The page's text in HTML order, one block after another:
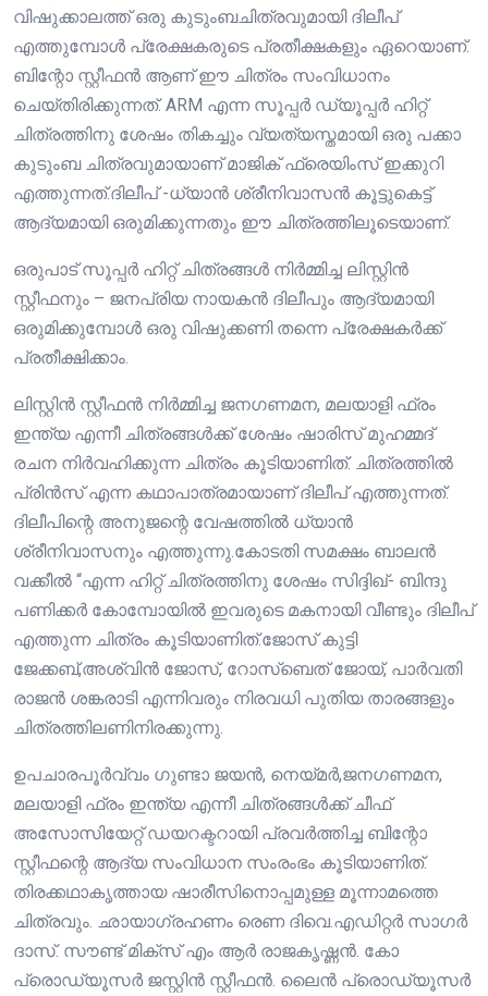
വിഷുക്കാലത്ത് ഒരു കുടുംബചിത്രവുമായി ദിലീപ്
എത്തുമ്പോൾ പ്രേക്ഷകരുടെ പ്രതീക്ഷകളും ഏറെയാണ്.
ബിന്റോ സ്റ്റീഫൻ ആണ് ഈ ചിത്രം സംവിധാനം
ചെയ്തിരിക്കുന്നത്. ARM എന്ന സൂപ്പർ ഡ്യൂപ്പർ ഹിറ്റ്
ചിത്രത്തിനു ശേഷം തികച്ചും വ്യത്യസ്തമായി ഒരു പക്കാ
കുടുംബ ചിത്രവുമായാണ് മാജിക് ഫ്രെയിംസ് ഇക്കുറി
എത്തുന്നത്.ദിലീപ് -ധ്യാൻ ശ്രീനിവാസൻ കൂട്ടുകെട്ട്
ആദ്യമായി ഒരുമിക്കുന്നതും ഈ ചിത്രത്തിലൂടെയാണ്.
ഒരുപാട് സൂപ്പർ ഹിറ്റ് ചിത്രങ്ങൾ നിർമ്മിച്ച ലിസ്റ്റിൻ
സ്റ്റീഫനും – ജനപ്രിയ നായകൻ ദിലീപും ആദ്യമായി
ഒരുമിക്കുമ്പോൾ ഒരു വിഷുക്കണി തന്നെ പ്രേക്ഷകർക്ക്
പ്രതീക്ഷിക്കാം.
ലിസ്റ്റിൻ സ്റ്റീഫൻ നിർമ്മിച്ച ജനഗണമന, മലയാളി ഫ്രം
ഇന്ത്യ എന്നീ ചിത്രങ്ങൾക്ക് ശേഷം ഷാരിസ് മുഹമ്മദ്
രചന നിർവഹിക്കുന്ന ചിത്രം കൂടിയാണിത്. ചിത്രത്തിൽ
പ്രിൻസ് എന്ന കഥാപാത്രമായാണ് ദിലീപ് എത്തുന്നത്.
ദിലീപിന്റെ അനുജന്റെ വേഷത്തിൽ ധ്യാൻ
ശ്രീനിവാസനും എത്തുന്നു.കോടതി സമക്ഷം ബാലൻ
വക്കീൽ “എന്ന ഹിറ്റ്‌ ചിത്രത്തിനു ശേഷം സിദ്ദിഖ്- ബിന്ദു
പണിക്കർ കോമ്പോയിൽ ഇവരുടെ മകനായി വീണ്ടും ദിലീപ്
എത്തുന്ന ചിത്രം കൂടിയാണിത്.ജോസ് കുട്ടി
ജേക്കബ്,അശ്വിൻ ജോസ്, റോസ്ബെത് ജോയ്, പാർവതി
രാജൻ ശങ്കരാടി എന്നിവരും നിരവധി പുതിയ താരങ്ങളും
ചിത്രത്തിലണിനിരക്കുന്നു.
ഉപചാരപൂർവ്വം ഗുണ്ടാ ജയൻ, നെയ്മർ,ജനഗണമന,
മലയാളി ഫ്രം ഇന്ത്യ എന്നീ ചിത്രങ്ങൾക്ക് ചീഫ്
അസോസിയേറ്റ് ഡയറക്ടറായി പ്രവർത്തിച്ച ബിന്റോ
സ്റ്റീഫന്റെ ആദ്യ സംവിധാന സംരംഭം കൂടിയാണിത്.
തിരക്കഥാകൃത്തായ ഷാരീസിനൊപ്പമുള്ള മൂന്നാമത്തെ
ചിത്രവും. ഛായാഗ്രഹണം രെണ ദിവെ.എഡിറ്റർ സാഗർ
ദാസ്. സൗണ്ട് മിക്സ് എം ആർ രാജകൃഷ്ണൻ. കോ
പ്രൊഡ്യൂസർ ജസ്റ്റിൻ സ്റ്റീഫൻ. ലൈൻ പ്രൊഡ്യൂസർ